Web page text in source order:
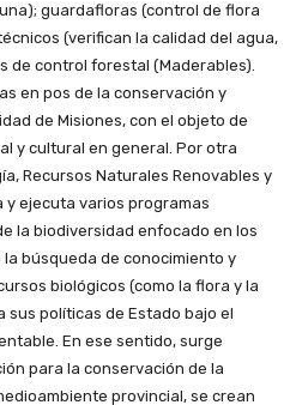
de flora
en pos de la conservación y
de Misiones, con el objeto de
y cultural en general. Por otra
Recursos Naturales Renovables y
y ejecuta varios programas
la biodiversidad enfocado en los
búsqueda de conocimiento y
biológicos (como la flora y la
políticas de Estado bajo el
En ese sentido, surge
para la conservación de la
provincial, se crean